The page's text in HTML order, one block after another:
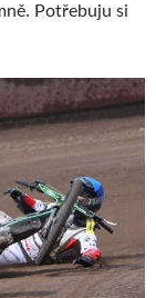
Potřebuju si